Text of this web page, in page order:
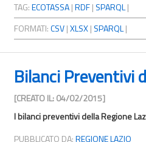
TAG:ECOTASSA |RDF | SPARQL |
FORMATI:CSV |XLSX | SPARQL |
Bilanci Preventivi
[CREATO IL: 04/02/2015]
I bilanci preventivi della Regione
PUBBLICATO DA:REGIONE LAZIO